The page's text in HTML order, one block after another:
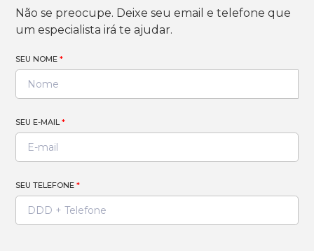
Não se preocupe. Deixe seu email e telefone que
um especialista irá te ajudar.
SEU NOME*
SEU E-MAIL*
SEU TELEFONE*